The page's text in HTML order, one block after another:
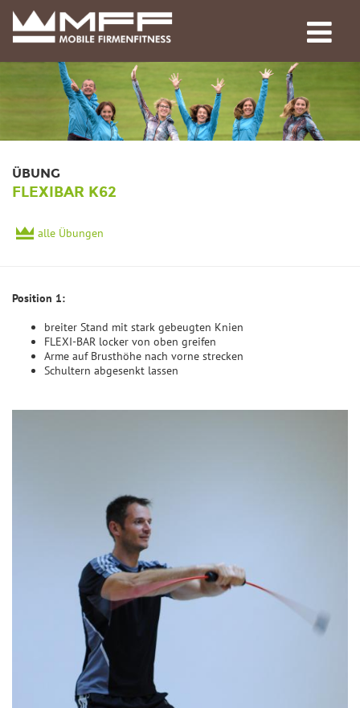
ÜBUNG
FLEXIBAR K62
alle Übungen
Position 1:
breiter Stand mit stark gebeugten Knien
FLEXI-BAR locker von oben greifen
Arme auf Brusthöhe nach vorne strecken
Schultern abgesenkt lassen